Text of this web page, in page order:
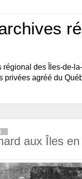
régional des Îles-de-
privées agréé du
aux Îles